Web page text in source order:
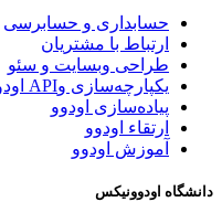
حسابداری و حسابرسی
ارتباط با مشتریان
طراحی وبسایت و سئو
یکپارچه‌سازی وAPI اودوو
پیاده‌سازی اودوو
ارتقاء اودوو
آموزش اودوو
دانشگاه اودوونیکس